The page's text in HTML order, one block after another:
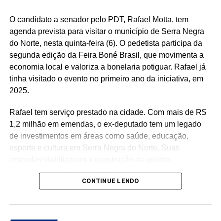
O candidato a senador pelo PDT, Rafael Motta, tem
agenda prevista para visitar o município de Serra Negra
do Norte, nesta quinta-feira (6). O pedetista participa da
segunda edição da Feira Boné Brasil, que movimenta a
economia local e valoriza a bonelaria potiguar. Rafael já
tinha visitado o evento no primeiro ano da iniciativa, em
2025.
Rafael tem serviço prestado na cidade. Com mais de R$
1,2 milhão em emendas, o ex-deputado tem um legado
de investimentos em áreas como saúde, educação,
esporte e cultura em Serra Negra do Norte. Suas
poliesportiva da Praça de Eventos, além de recursos para
a reforma da Casa de Cultura, aquisição de mobiliário
fortalecimento da atenção básica e especializada em
saúde, com investimentos destinados ao município e à
CONTINUE LENDO